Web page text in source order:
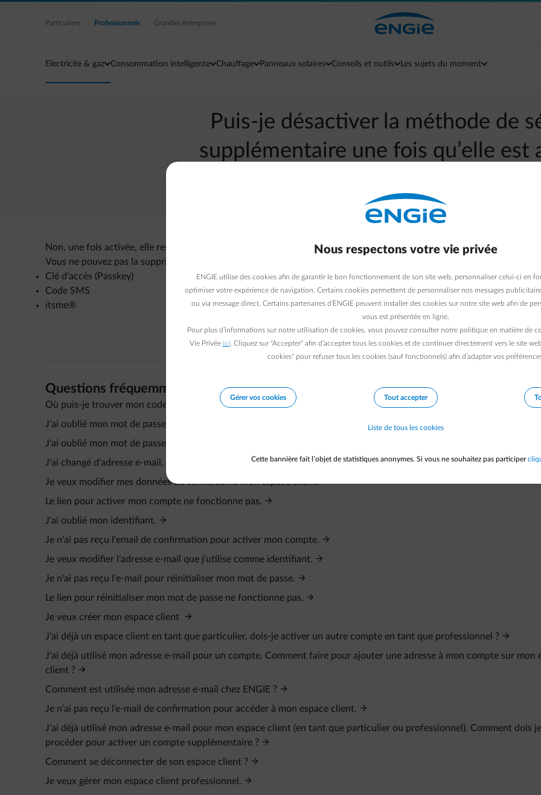
Accéder au contenu principal
Particuliers Professionnels Grandes entreprises
Electricité & gaz Consommation intelligente Chauffage Panneaux solaires Conseils et outils Les sujets du moment
Puis-je désactiver la méthode de
supplémentaire une fois qu’elle est
Retour à la page contact
Non, une fois activée, elle reste obligatoire pour protéger votre compte.
Vous ne pouvez pas la supprimer, mais vous pouvez changer la méthode :
Clé d’accès (Passkey)
Code SMS
itsme®
Questions fréquemment posées
Où puis-je trouver mon code d'activation et mon numéro de client ?
J'ai oublié mon mot de passe.
J'ai oublié mon mot de passe.
J'ai changé d'adresse e-mail. Mon identifiant change-t-il automatiquement ?
Je veux modifier mes données de connexion à mon espace client.
Le lien pour activer mon compte ne fonctionne pas.
J'ai oublié mon identifiant.
Je n'ai pas reçu l'email de confirmation pour activer mon compte.
Je veux modifier l'adresse e-mail que j'utilise comme identifiant.
Je n'ai pas reçu l'e-mail pour réinitialiser mon mot de passe.
Le lien pour réinitialiser mon mot de passe ne fonctionne pas.
Je veux créer mon espace client
J'ai déjà un espace client en tant que particulier, dois-je activer un autre compte en tant que professionnel ?
J'ai déjà utilisé mon adresse e-mail pour un compte. Comment faire pour ajouter une adresse à mon compte sur mon
client ?
Comment est utilisée mon adresse e-mail chez ENGIE ?
Je n’ai pas reçu l’e‑mail de confirmation pour accéder à mon espace client.
J'ai déjà utilisé mon adresse e-mail pour mon espace client (en tant que particulier ou professionnel). Comment dois je
procéder pour activer un compte supplémentaire ?
Comment se déconnecter de son espace client ?
Je veux gérer mon espace client professionnel.
Nous respectons votre vie privée
ENGIE utilise des cookies afin de garantir le bon fonctionnement de son site web, personnaliser celui-ci en
optimiser votre expérience de navigation. Certains cookies permettent de personnaliser nos messages
ou via message direct. Certains partenaires d’ENGIE peuvent installer des cookies sur notre site web afin de
vous est présentée en ligne.
Pour plus d’informations sur notre utilisation de cookies, vous pouvez consulter notre politique en matière de
Vie Privée ici . Cliquez sur "Accepter" afin d’accepter tous les cookies et de continuer directement vers le site
cookies" pour refuser tous les cookies (sauf fonctionnels) afin d’adapter vos
Gérer vos cookies Tout accepter
Liste de tous les cookies
Cette bannière fait l’objet de statistiques anonymes. Si vous ne souhaitez pas participer